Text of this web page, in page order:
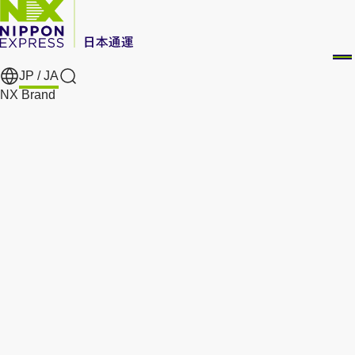
JP /JA
Search
NX Brand